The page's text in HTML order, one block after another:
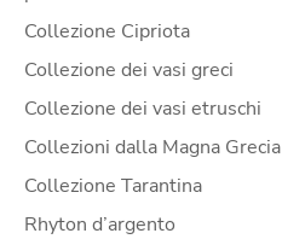
Collezione Cipriota
Collezione dei vasi greci
Collezione dei vasi etruschi
Collezioni dalla Magna Grecia
Collezione Tarantina
Rhyton d’argento